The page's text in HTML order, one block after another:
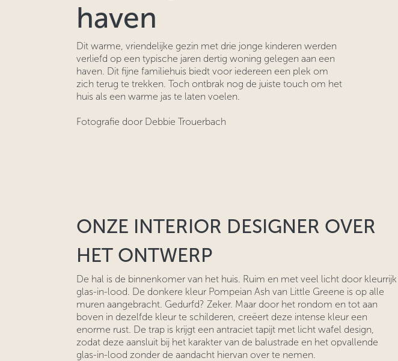
haven
Dit warme, vriendelijke gezin met drie jonge kinderen werden
verliefd op een typische jaren dertig woning gelegen aan een
haven. Dit fijne familiehuis biedt voor iedereen een plek om
zich terug te trekken. Toch ontbrak nog de juiste touch om het
huis als een warme jas te laten voelen.
Fotografie door Debbie Trouerbach
ONZE INTERIOR DESIGNER OVER
HET ONTWERP
De hal is de binnenkomer van het huis. Ruim en met veel licht door kleurrijk
glas-in-lood. De donkere kleur Pompeian Ash van Little Greene is op alle
muren aangebracht. Gedurfd? Zeker. Maar door het rondom en tot aan
boven in dezelfde kleur te schilderen, creëert deze intense kleur een
enorme rust. De trap is krijgt een antraciet tapijt met licht wafel design,
zodat deze aansluit bij het karakter van de balustrade en het opvallende
glas-in-lood zonder de aandacht hiervan over te nemen.